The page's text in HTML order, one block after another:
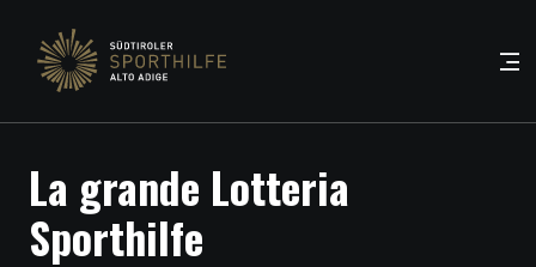
La grande Lotteria
Sporthilfe